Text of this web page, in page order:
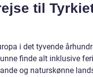
til
i det tyvende
finde alt inklusive
og naturskønne